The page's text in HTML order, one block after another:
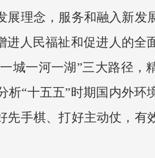
理念，服务和融入新发
人民福祉和促进人的全
城一河一湖”三大路径，
“十五五”时期国内外环
手棋、打好主动仗，有